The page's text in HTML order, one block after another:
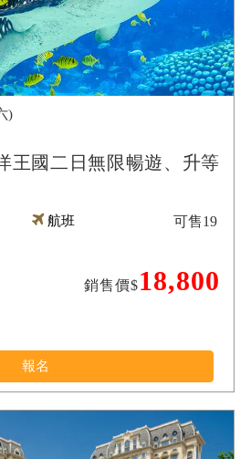
王國二日無限暢遊、升等
)
航班
銷售價$18,800
可售19
報名